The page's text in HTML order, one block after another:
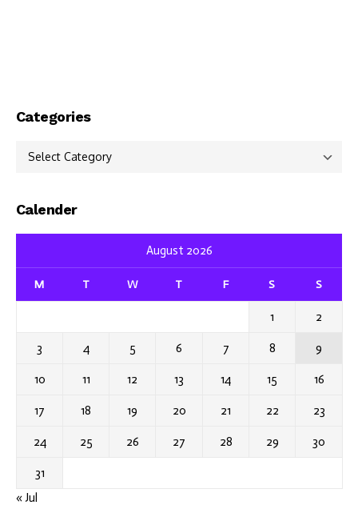
Categories
Categories
Calender
August 2026
M T W T F S S
1 2
3 4 5 6 7 8 9
10 11 12 13 14 15 16
17 18 19 20 21 22 23
24 25 26 27 28 29 30
31
« Jul